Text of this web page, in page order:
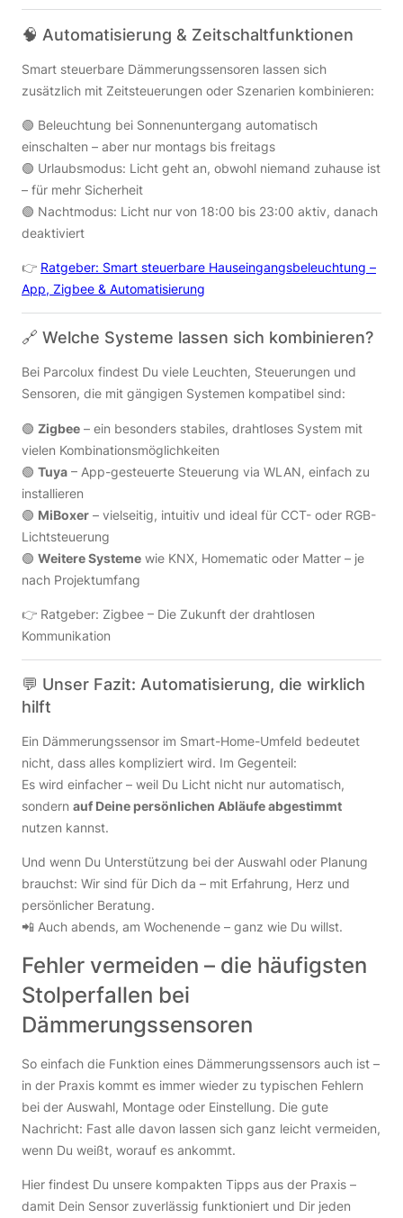
🧠 Automatisierung & Zeitschaltfunktionen
Smart steuerbare Dämmerungssensoren lassen sich
zusätzlich mit Zeitsteuerungen oder Szenarien kombinieren:
🟢 Beleuchtung bei Sonnenuntergang automatisch
einschalten – aber nur montags bis freitags
🟢 Urlaubsmodus: Licht geht an, obwohl niemand zuhause ist
– für mehr Sicherheit
🟢 Nachtmodus: Licht nur von 18:00 bis 23:00 aktiv, danach
deaktiviert
👉 Ratgeber: Smart steuerbare Hauseingangsbeleuchtung –
App, Zigbee & Automatisierung
🔗 Welche Systeme lassen sich kombinieren?
Bei Parcolux findest Du viele Leuchten, Steuerungen und
Sensoren, die mit gängigen Systemen kompatibel sind:
🟢 Zigbee – ein besonders stabiles, drahtloses System mit
vielen Kombinationsmöglichkeiten
🟢 Tuya – App-gesteuerte Steuerung via WLAN, einfach zu
installieren
🟢 MiBoxer – vielseitig, intuitiv und ideal für CCT- oder RGB-
Lichtsteuerung
🟢 Weitere Systeme wie KNX, Homematic oder Matter – je
nach Projektumfang
👉 Ratgeber: Zigbee – Die Zukunft der drahtlosen
Kommunikation
💬 Unser Fazit: Automatisierung, die wirklich
hilft
Ein Dämmerungssensor im Smart-Home-Umfeld bedeutet
nicht, dass alles kompliziert wird. Im Gegenteil:
Es wird einfacher – weil Du Licht nicht nur automatisch,
sondern auf Deine persönlichen Abläufe abgestimmt
nutzen kannst.
Und wenn Du Unterstützung bei der Auswahl oder Planung
brauchst: Wir sind für Dich da – mit Erfahrung, Herz und
persönlicher Beratung.
📲 Auch abends, am Wochenende – ganz wie Du willst.
Fehler vermeiden – die häufigsten
Stolperfallen bei
Dämmerungssensoren
So einfach die Funktion eines Dämmerungssensors auch ist –
in der Praxis kommt es immer wieder zu typischen Fehlern
bei der Auswahl, Montage oder Einstellung. Die gute
Nachricht: Fast alle davon lassen sich ganz leicht vermeiden,
wenn Du weißt, worauf es ankommt.
Hier findest Du unsere kompakten Tipps aus der Praxis –
damit Dein Sensor zuverlässig funktioniert und Dir jeden